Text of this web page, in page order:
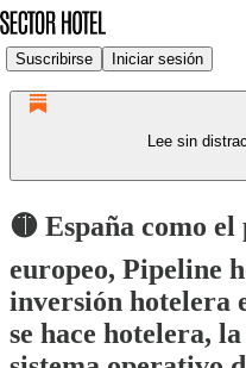
Suscribirse Iniciar sesión
Lee sin
🟡 España como
europeo, Pipeline
inversión hotelera
se hace hotelera,